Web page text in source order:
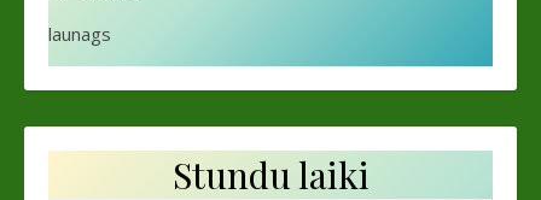
launags
Stundu laiki